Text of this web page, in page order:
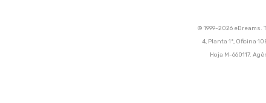
© 1999-2026 eDreams.
4, Planta 1ª, Oficina
Hoja M-660117.